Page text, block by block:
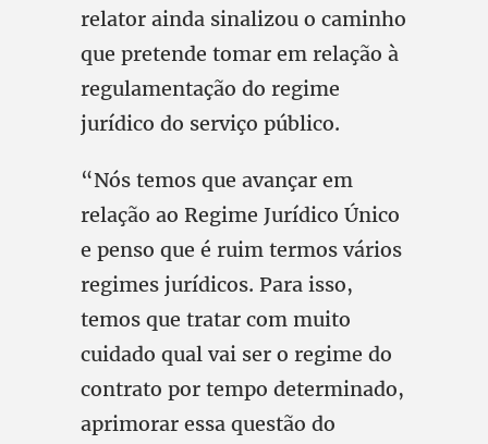
relator ainda sinalizou o caminho
que pretende tomar em relação à
regulamentação do regime
jurídico do serviço público.
“Nós temos que avançar em
relação ao Regime Jurídico Único
e penso que é ruim termos vários
regimes jurídicos. Para isso,
temos que tratar com muito
cuidado qual vai ser o regime do
contrato por tempo determinado,
aprimorar essa questão do